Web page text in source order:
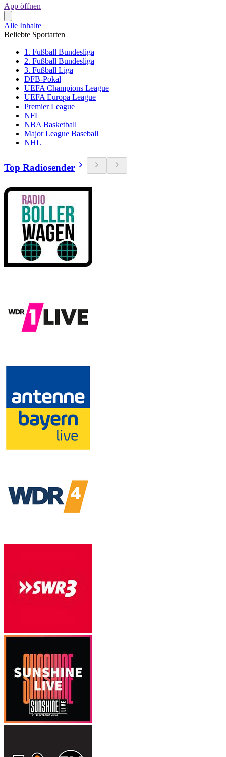
App öffnen
Alle Inhalte
Beliebte Sportarten
1. Fußball Bundesliga
2. Fußball Bundesliga
3. Fußball Liga
DFB-Pokal
UEFA Champions League
UEFA Europa League
Premier League
NFL
NBA Basketball
Major League Baseball
NHL
Top Radiosender